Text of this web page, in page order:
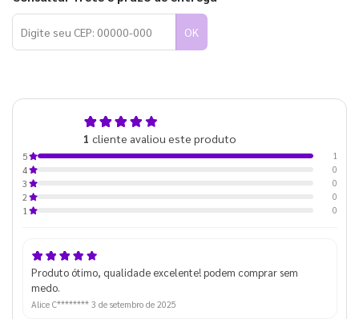
OK
1 cliente avaliou este produto
5
1
4
0
3
0
2
0
1
0
Produto ótimo, qualidade excelente! podem comprar sem
medo.
Alice C******** 3 de setembro de 2025